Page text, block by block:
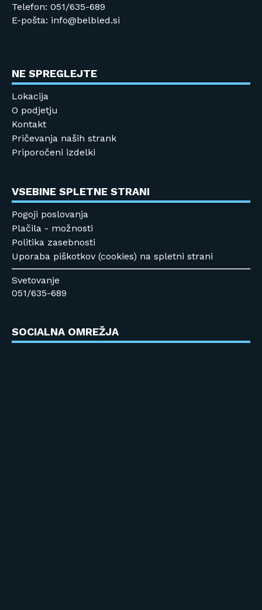
Telefon: 051/635-689
E-pošta: info@belbled.si
NE SPREGLEJTE
Lokacija
O podjetju
Kontakt
Pričevanja naših strank
Priporočeni izdelki
VSEBINE SPLETNE STRANI
Pogoji poslovanja
Plačila - možnosti
Politika zasebnosti
Uporaba piškotkov (cookies) na spletni strani
Svetovanje
051/635-689
SOCIALNA OMREŽJA